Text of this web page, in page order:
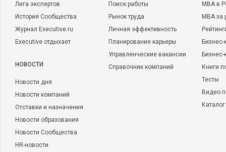
Лига экспертов
История Сообщества
Журнал Executive.ru
Executive отдыхает
НОВОСТИ
Новости дня
Новости компаний
Отставки и назначения
Новости образования
Новости Сообщества
HR-новости
Поиск работы
Рынок труда
Личная эффективность
Планирование карьеры
Управленческие вакансии
Справочник компаний
MBA в
MBA
Бизнес-
Книги
Тесты
Видео